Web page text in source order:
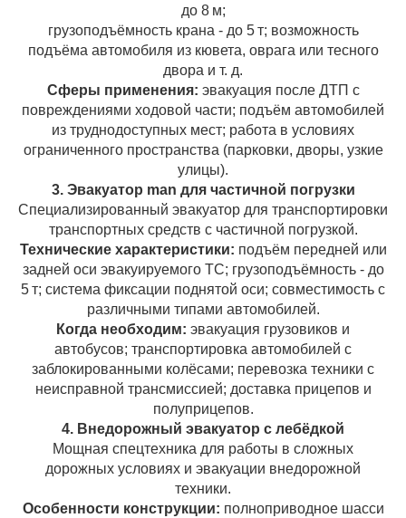
до 8 м;
грузоподъёмность крана - до 5 т; возможность
подъёма автомобиля из кювета, оврага или тесного
двора и т. д.
Сферы применения: эвакуация после ДТП с
повреждениями ходовой части; подъём автомобилей
из труднодоступных мест; работа в условиях
ограниченного пространства (парковки, дворы, узкие
улицы).
3. Эвакуатор man для частичной погрузки
Специализированный эвакуатор для транспортировки
транспортных средств с частичной погрузкой.
Технические характеристики: подъём передней или
задней оси эвакуируемого ТС; грузоподъёмность - до
5 т; система фиксации поднятой оси; совместимость с
различными типами автомобилей.
Когда необходим: эвакуация грузовиков и
автобусов; транспортировка автомобилей с
заблокированными колёсами; перевозка техники с
неисправной трансмиссией; доставка прицепов и
полуприцепов.
4. Внедорожный эвакуатор с лебёдкой
Мощная спецтехника для работы в сложных
дорожных условиях и эвакуации внедорожной
техники.
Особенности конструкции: полноприводное шасси